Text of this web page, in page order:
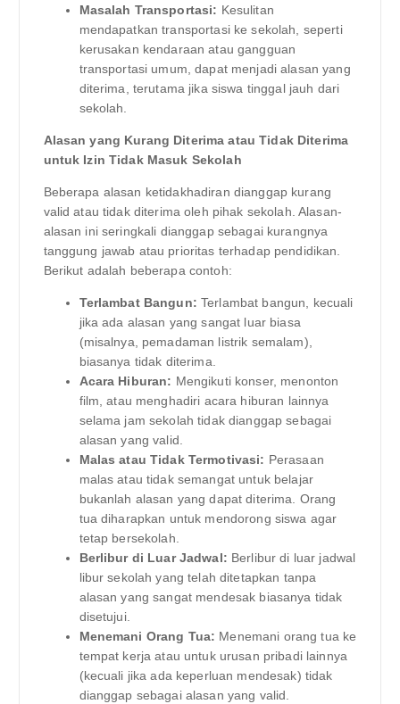
Masalah Transportasi: Kesulitan
mendapatkan transportasi ke sekolah, seperti
kerusakan kendaraan atau gangguan
transportasi umum, dapat menjadi alasan yang
diterima, terutama jika siswa tinggal jauh dari
sekolah.
Alasan yang Kurang Diterima atau Tidak Diterima
untuk Izin Tidak Masuk Sekolah
Beberapa alasan ketidakhadiran dianggap kurang
valid atau tidak diterima oleh pihak sekolah. Alasan-
alasan ini seringkali dianggap sebagai kurangnya
tanggung jawab atau prioritas terhadap pendidikan.
Berikut adalah beberapa contoh:
Terlambat Bangun: Terlambat bangun, kecuali
jika ada alasan yang sangat luar biasa
(misalnya, pemadaman listrik semalam),
biasanya tidak diterima.
Acara Hiburan: Mengikuti konser, menonton
film, atau menghadiri acara hiburan lainnya
selama jam sekolah tidak dianggap sebagai
alasan yang valid.
Malas atau Tidak Termotivasi: Perasaan
malas atau tidak semangat untuk belajar
bukanlah alasan yang dapat diterima. Orang
tua diharapkan untuk mendorong siswa agar
tetap bersekolah.
Berlibur di Luar Jadwal: Berlibur di luar jadwal
libur sekolah yang telah ditetapkan tanpa
alasan yang sangat mendesak biasanya tidak
disetujui.
Menemani Orang Tua: Menemani orang tua ke
tempat kerja atau untuk urusan pribadi lainnya
(kecuali jika ada keperluan mendesak) tidak
dianggap sebagai alasan yang valid.